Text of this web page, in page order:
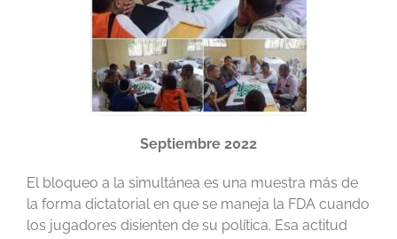
Septiembre 2022
El bloqueo a la simultánea es una muestra más de
la forma dictatorial en que se maneja la FDA cuando
los jugadores disienten de su política. Esa actitud